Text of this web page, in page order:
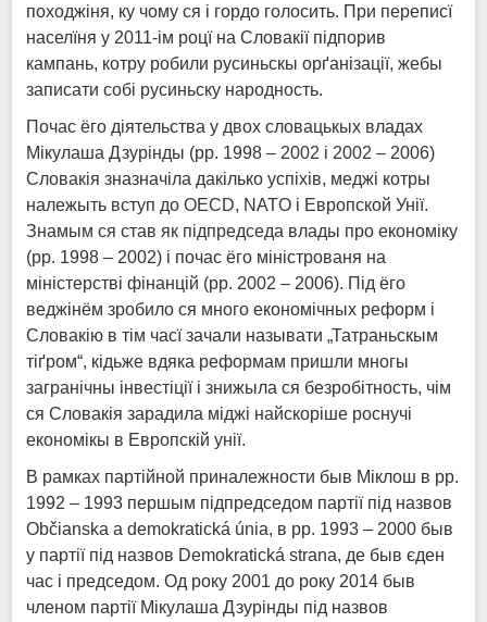
походжіня, ку чому ся і гордо голосить. При переписї
населїня у 2011-ім роцї на Словакії підпорив
кампань, котру робили русиньскы орґанізації, жебы
записати собі русиньску народность.
Почас ёго діятельства у двох словацькых владах
Мікулаша Дзурінды (рр. 1998 – 2002 і 2002 – 2006)
Словакія зназначіла дакілько успіхів, меджі котры
належыть вступ до OECD, NATO і Европской Унії.
Знамым ся став як підпредседа влады про економіку
(рр. 1998 – 2002) і почас ёго міністрованя на
міністерстві фінанцій (рр. 2002 – 2006). Під ёго
веджінём зробило ся много економічных реформ і
Словакію в тім часї зачали называти „Татраньскым
тіґром“, кідьже вдяка реформам пришли многы
загранічны інвестіції і знижыла ся безробітность, чім
ся Словакія зарадила міджі найскоріше роснучі
економікы в Европскій унії.
В рамках партійной приналежности быв Міклош в рр.
1992 – 1993 першым підпредседом партії під назвов
Občianska a demokratická únia, в рр. 1993 – 2000 быв
у партії під назвов Demokratická strana, де быв єден
час і председом. Од року 2001 до року 2014 быв
членом партії Мікулаша Дзурінды під назвов